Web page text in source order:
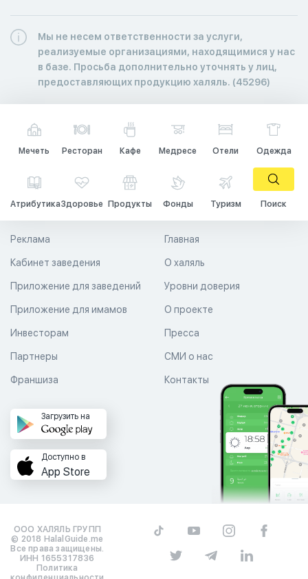
Мы не несем ответственности за услуги,
реализуемые организациями, находящимися у нас
в базе. Просьба дополнительно уточнять у лиц,
предоставляющих продукцию халяль. (45296)
Мечеть Ресторан Кафе Медресе Отели Одежда
АтрибутикаЗдоровье Продукты Фонды Туризм Поиск
Главная
О халяль
Уровни доверия
Реклама
Кабинет заведения
Приложение для заведений
Приложение для имамов О проекте
Пресса
СМИ о нас
Контакты
Инвесторам
Партнеры
Франшиза
Загрузить на
Доступно в
App Store
ООО ХАЛЯЛЬ ГРУПП
© 2018 HalalGuide.me
Все права защищены.
ИНН 1655317836
Политика